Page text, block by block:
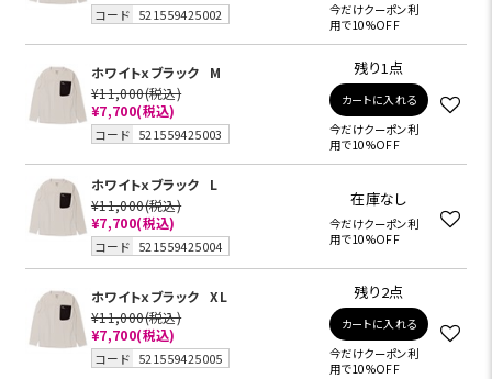
コード 521559425002
今だけクーポン利
用で10%OFF
ホワイトｘブラック
M
¥11,000(税込)
¥7,700(税込)
コード 521559425003
残り1点
カートに入れる
今だけクーポン利
用で10%OFF
ホワイトｘブラック
L
¥11,000(税込)
¥7,700(税込)
コード 521559425004
在庫なし
今だけクーポン利
用で10%OFF
ホワイトｘブラック
XL
¥11,000(税込)
¥7,700(税込)
コード 521559425005
残り2点
カートに入れる
今だけクーポン利
用で10%OFF